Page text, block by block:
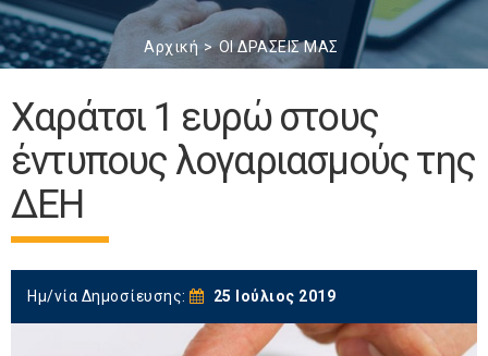
Αρχική ΟΙ ΔΡΑΣΕΙΣ ΜΑΣ
Χαράτσι 1 ευρώ στους
έντυπους λογαριασμούς της
ΔΕΗ
Ημ/νία Δημοσίευσης: 25 Ιούλιος 2019